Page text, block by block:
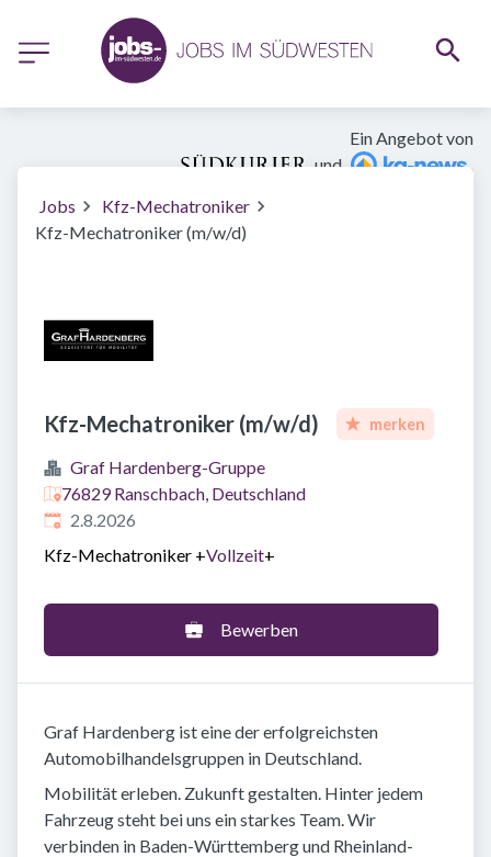
Ein Angebot von
und
Jobs
Kfz-Mechatroniker
Kfz-Mechatroniker (m/w/d)
Kfz-Mechatroniker (m/w/d) merken
Graf Hardenberg-Gruppe
76829 Ranschbach, Deutschland
Veröffentlicht
2.8.2026
Kfz-Mechatroniker +Vollzeit+
Bewerben
Graf Hardenberg ist eine der erfolgreichsten
Automobilhandelsgruppen in Deutschland.
Mobilität erleben. Zukunft gestalten. Hinter jedem
Fahrzeug steht bei uns ein starkes Team. Wir
verbinden in Baden-Württemberg und Rheinland-